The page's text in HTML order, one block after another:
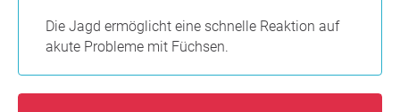
Die Jagd ermöglicht eine schnelle Reaktion auf
akute Probleme mit Füchsen.